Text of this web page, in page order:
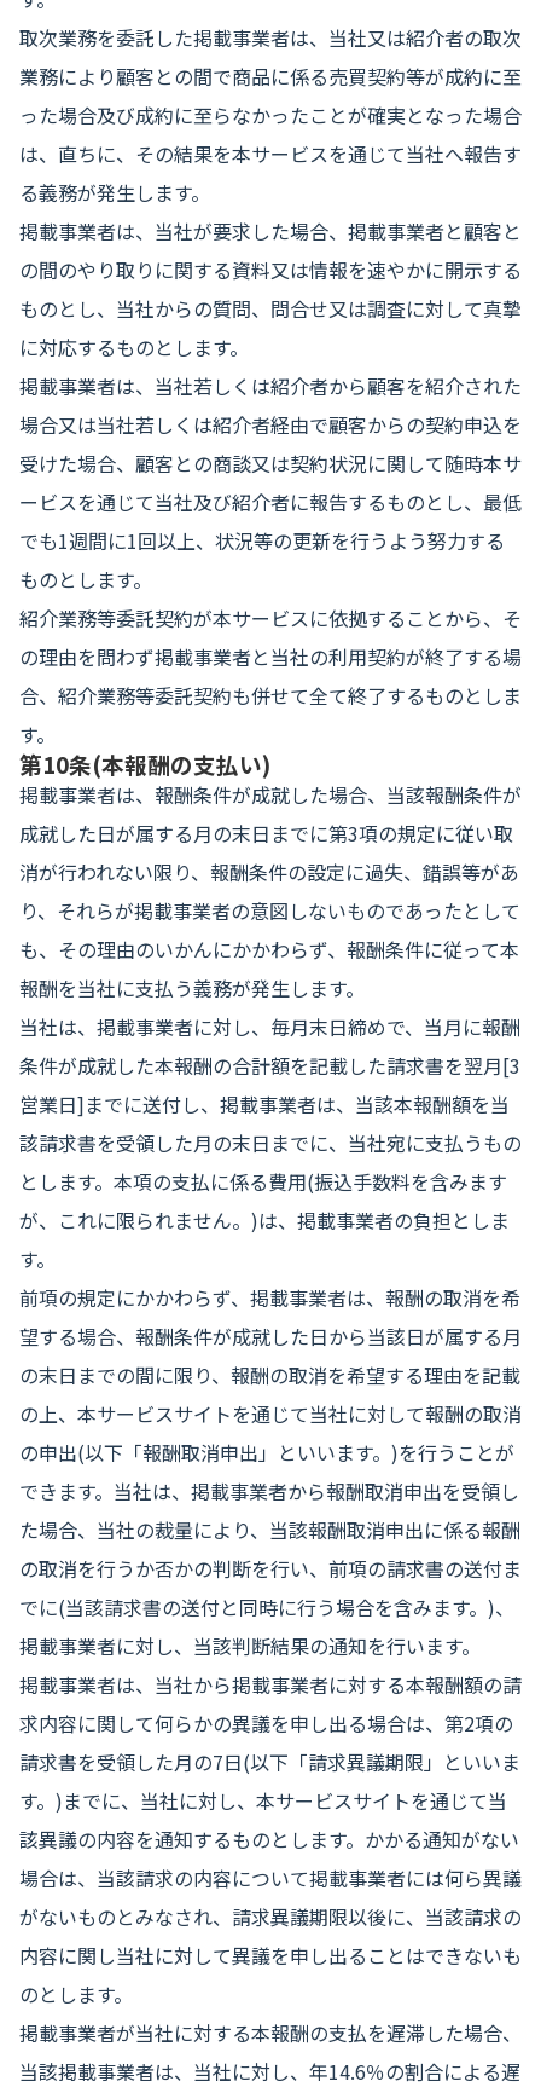
取次業務を委託した掲載事業者は、当社又は紹介者の取次
業務により顧客との間で商品に係る売買契約等が成約に至
った場合及び成約に至らなかったことが確実となった場合
は、直ちに、その結果を本サービスを通じて当社へ報告す
る義務が発生します。
掲載事業者は、当社が要求した場合、掲載事業者と顧客と
の間のやり取りに関する資料又は情報を速やかに開示する
ものとし、当社からの質問、問合せ又は調査に対して真摯
に対応するものとします。
掲載事業者は、当社若しくは紹介者から顧客を紹介された
場合又は当社若しくは紹介者経由で顧客からの契約申込を
受けた場合、顧客との商談又は契約状況に関して随時本サ
ービスを通じて当社及び紹介者に報告するものとし、最低
でも1週間に1回以上、状況等の更新を行うよう努力する
ものとします。
紹介業務等委託契約が本サービスに依拠することから、そ
の理由を問わず掲載事業者と当社の利用契約が終了する場
合、紹介業務等委託契約も併せて全て終了するものとしま
す。
第10条(本報酬の支払い)
掲載事業者は、報酬条件が成就した場合、当該報酬条件が
成就した日が属する月の末日までに第3項の規定に従い取
消が行われない限り、報酬条件の設定に過失、錯誤等があ
り、それらが掲載事業者の意図しないものであったとして
も、その理由のいかんにかかわらず、報酬条件に従って本
報酬を当社に支払う義務が発生します。
当社は、掲載事業者に対し、毎月末日締めで、当月に報酬
条件が成就した本報酬の合計額を記載した請求書を翌月[3
営業日]までに送付し、掲載事業者は、当該本報酬額を当
該請求書を受領した月の末日までに、当社宛に支払うもの
とします。本項の支払に係る費用(振込手数料を含みます
が、これに限られません。)は、掲載事業者の負担としま
す。
前項の規定にかかわらず、掲載事業者は、報酬の取消を希
望する場合、報酬条件が成就した日から当該日が属する月
の末日までの間に限り、報酬の取消を希望する理由を記載
の上、本サービスサイトを通じて当社に対して報酬の取消
の申出(以下「報酬取消申出」といいます。)を行うことが
できます。当社は、掲載事業者から報酬取消申出を受領し
た場合、当社の裁量により、当該報酬取消申出に係る報酬
の取消を行うか否かの判断を行い、前項の請求書の送付ま
でに(当該請求書の送付と同時に行う場合を含みます。)、
掲載事業者に対し、当該判断結果の通知を行います。
掲載事業者は、当社から掲載事業者に対する本報酬額の請
求内容に関して何らかの異議を申し出る場合は、第2項の
請求書を受領した月の7日(以下「請求異議期限」といいま
す。)までに、当社に対し、本サービスサイトを通じて当
該異議の内容を通知するものとします。かかる通知がない
場合は、当該請求の内容について掲載事業者には何ら異議
がないものとみなされ、請求異議期限以後に、当該請求の
内容に関し当社に対して異議を申し出ることはできないも
のとします。
掲載事業者が当社に対する本報酬の支払を遅滞した場合、
当該掲載事業者は、当社に対し、年14.6％の割合による遅